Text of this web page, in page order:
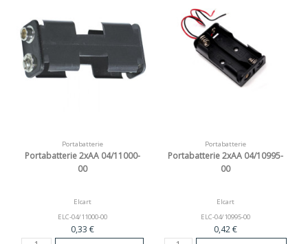
Portabatterie
Portabatterie 2xAA 04/11000-
00
Elcart
ELC-04/11000-00
0,33 €
Portabatterie
Portabatterie 2xAA 04/10995-
00
Elcart
ELC-04/10995-00
0,42 €